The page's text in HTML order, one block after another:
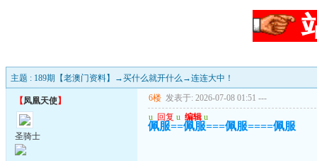
主题 : 189期【老澳门资料】→买什么就开什么→连连大中！
【凤凰天使】
圣骑士
6楼 发表于: 2026-07-08 01:51 ---
u 回复 u 编辑 u
佩服==佩服===佩服====佩服